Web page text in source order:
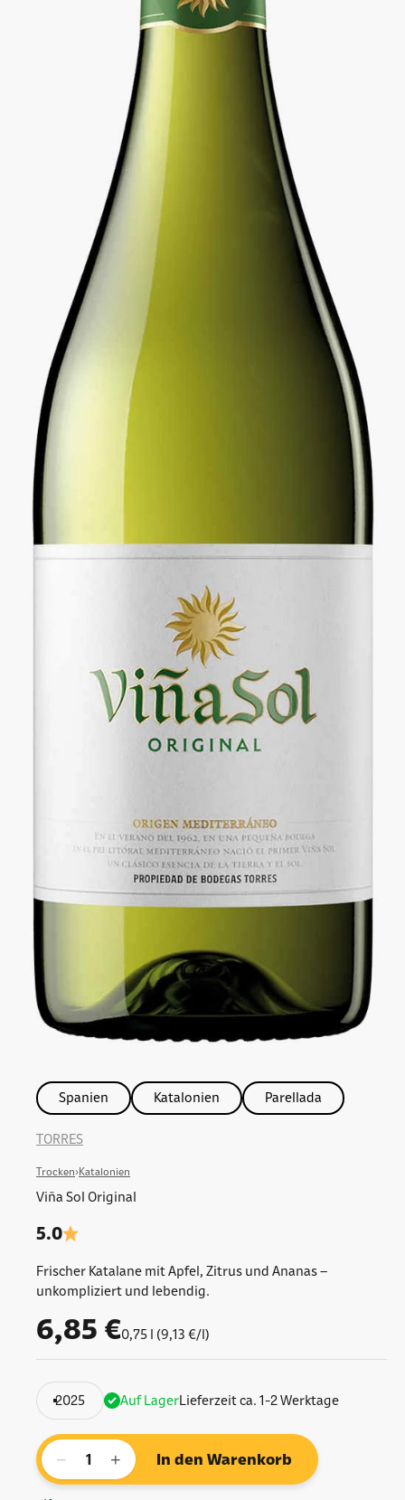
Spanien Katalonien Parellada
TORRES
Trocken›Katalonien
Viña Sol Original
5.0
Frischer Katalane mit Apfel, Zitrus und Ananas –
unkompliziert und lebendig.
Angebot
6,85 €0,75 l (9,13 €/l)
2025 Auf Lager Lieferzeit ca. 1-2 Werktage
− + In den Warenkorb